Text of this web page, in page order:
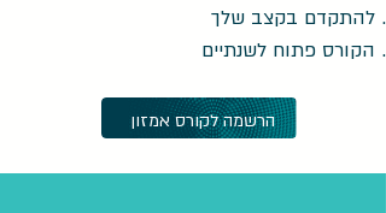
להתקדם בקצב שלך
הקורס פתוח לשנתיים
הרשמה לקורס אמזון